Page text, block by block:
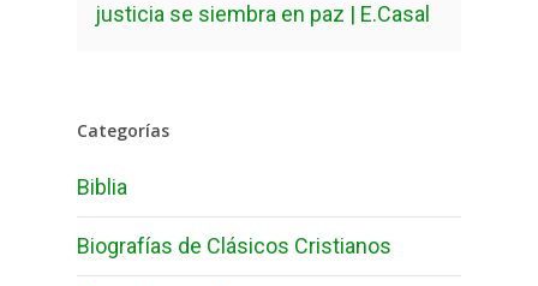
justicia se siembra en paz | E.Casal
Categorías
Biblia
Biografías de Clásicos Cristianos